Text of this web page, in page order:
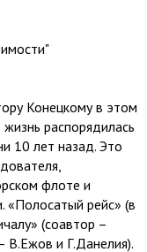
Конецкому в этом
распорядилась
10 лет назад. Это
флоте и
«Полосатый рейс» (в
(соавтор –
В.Ежов и Г.Данелия).